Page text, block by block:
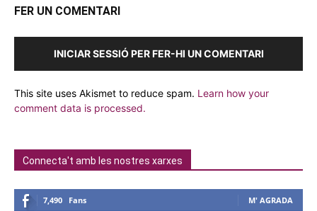
FER UN COMENTARI
INICIAR SESSIÓ PER FER-HI UN COMENTARI
This site uses Akismet to reduce spam. Learn how your
comment data is processed.
Connecta't amb les nostres xarxes
7,490 Fans M' AGRADA